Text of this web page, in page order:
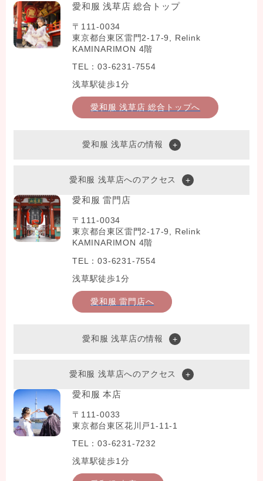
愛和服 浅草店 総合トップ
〒111-0034
東京都台東区雷門2-17-9, Relink
KAMINARIMON 4階
TEL：03-6231-7554
浅草駅徒歩1分
愛和服 浅草店 総合トップへ
愛和服 浅草店の情報
愛和服 浅草店へのアクセス
愛和服 雷門店
〒111-0034
東京都台東区雷門2-17-9, Relink
KAMINARIMON 4階
TEL：03-6231-7554
浅草駅徒歩1分
愛和服 雷門店へ
愛和服 浅草店の情報
愛和服 浅草店へのアクセス
愛和服 本店
〒111-0033
東京都台東区花川戸1-11-1
TEL：03-6231-7232
浅草駅徒歩1分